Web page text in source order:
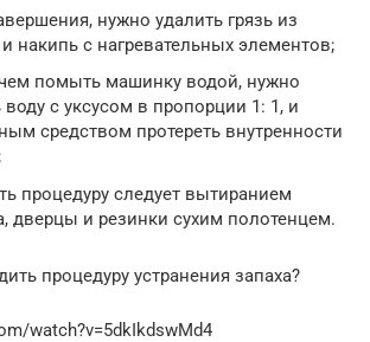
нужно удалить грязь из
накипь с нагревательных элементов;
помыть машинку водой, нужно
с уксусом в пропорции 1: 1, и
средством протереть внутренности
процедуру следует вытиранием
дверцы и резинки сухим полотенцем.
процедуру устранения запаха?
watch?v=5dkIkdswMd4